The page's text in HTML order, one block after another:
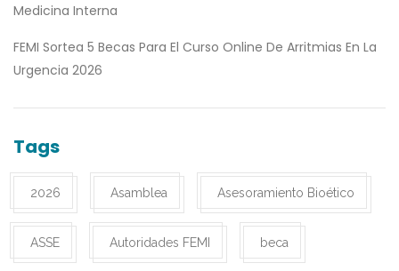
Medicina Interna
FEMI Sortea 5 Becas Para El Curso Online De Arritmias En La
Urgencia 2026
Tags
2026 Asamblea Asesoramiento Bioético
ASSE Autoridades FEMI beca